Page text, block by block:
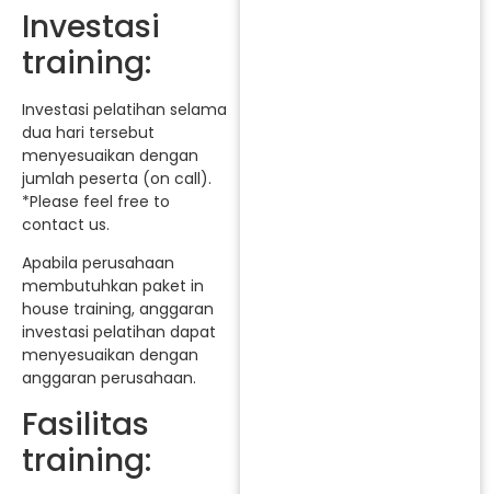
Investasi
training:
Investasi pelatihan selama
dua hari tersebut
menyesuaikan dengan
jumlah peserta (on call).
*Please feel free to
contact us.
Apabila perusahaan
membutuhkan paket in
house training, anggaran
investasi pelatihan dapat
menyesuaikan dengan
anggaran perusahaan.
Fasilitas
training: